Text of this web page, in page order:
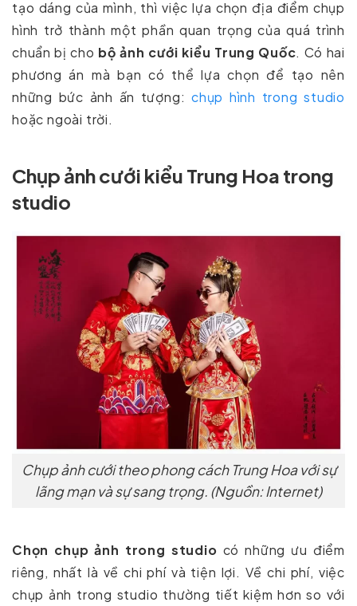
tạo dáng của mình, thì việc lựa chọn địa điểm chụp
hình trở thành một phần quan trọng của quá trình
chuẩn bị cho bộ ảnh cưới kiểu Trung Quốc. Có hai
phương án mà bạn có thể lựa chọn để tạo nên
những bức ảnh ấn tượng:chụp hình trong studio
hoặc ngoài trời.
Chụp ảnh cưới kiểu Trung Hoa trong
studio
Chụp ảnh cưới theo phong cách Trung Hoa với sự
lãng mạn và sự sang trọng. (Nguồn: Internet)
Chọn chụp ảnh trong studio có những ưu điểm
riêng, nhất là về chi phí và tiện lợi. Về chi phí, việc
chụp ảnh trong studio thường tiết kiệm hơn so với